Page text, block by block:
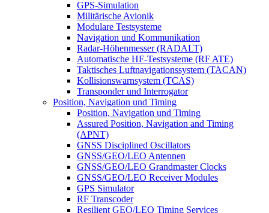
GPS-Simulation
Militärische Avionik
Modulare Testsysteme
Navigation und Kommunikation
Radar-Höhenmesser (RADALT)
Automatische HF-Testsysteme (RF ATE)
Taktisches Luftnavigationssystem (TACAN)
Kollisionswarnsystem (TCAS)
Transponder und Interrogator
Position, Navigation und Timing
Position, Navigation und Timing
Assured Position, Navigation and Timing
(APNT)
GNSS Disciplined Oscillators
GNSS/GEO/LEO Antennen
GNSS/GEO/LEO Grandmaster Clocks
GNSS/GEO/LEO Receiver Modules
GPS Simulator
RF Transcoder
Resilient GEO/LEO Timing Services